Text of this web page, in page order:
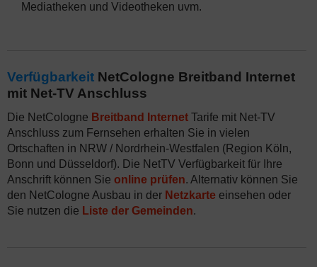
Mediatheken und Videotheken uvm.
Verfügbarkeit NetCologne Breitband Internet
mit Net-TV Anschluss
Die NetCologne Breitband Internet Tarife mit Net-TV
Anschluss zum Fernsehen erhalten Sie in vielen
Ortschaften in NRW / Nordrhein-Westfalen (Region Köln,
Bonn und Düsseldorf). Die NetTV Verfügbarkeit für Ihre
Anschrift können Sie online prüfen. Alternativ können Sie
den NetCologne Ausbau in der Netzkarte einsehen oder
Sie nutzen die Liste der Gemeinden.